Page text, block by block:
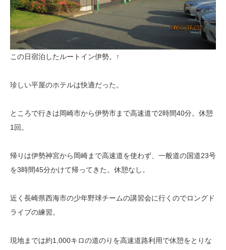
この日宿泊したルートイン伊勢。↑
珍しい平屋のホテルは快適だった。
ところで行きは岡崎市から伊勢市まで高速道で2時間40分。休憩
1回。
帰りは伊勢神宮から岡崎まで高速道を使わず、一般道の国道23号
を3時間45分かけて帰ってきた。休憩なし。
近く長崎県西海市の少年野球チームの講習会に行くのでロングド
ライブの練習。
現地までは約1,000キロの道のりを高速道路利用で休憩をとりな